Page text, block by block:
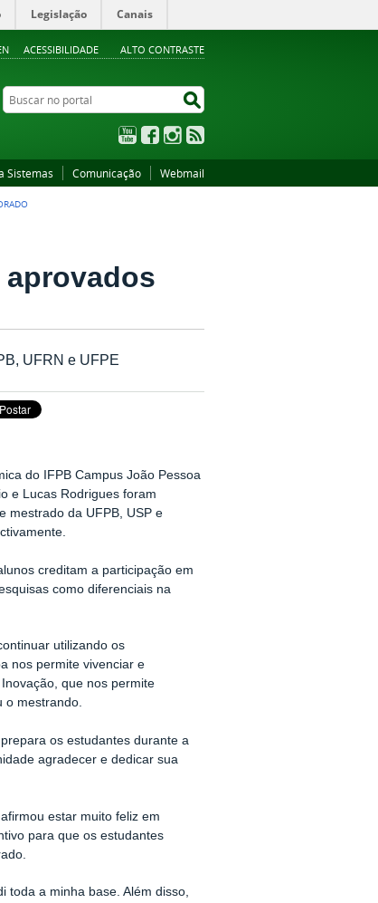
Legislação Canais
ACESSIBILIDADE ALTO CONTRASTE
Buscar no portal
YouTubeFacebookInstagram
Sistemas Comunicação Webmail
UFRN e UFPE
do IFPB Campus João Pessoa
e Lucas Rodrigues foram
mestrado da UFPB, USP e
creditam a participação em
como diferenciais na
utilizando os
nos permite vivenciar e
que nos permite
o mestrando.
os estudantes durante a
agradecer e dedicar sua
estar muito feliz em
para que os estudantes
toda a minha base. Além disso,